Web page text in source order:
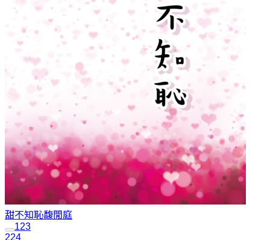
甜不知恥馥閒庭
123
224